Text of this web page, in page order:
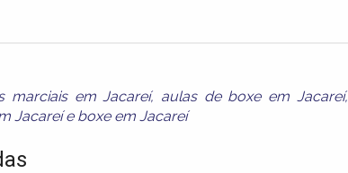
marciais em Jacareí, aulas de boxe em Jacareí,
Jacareíe boxe em Jacareí